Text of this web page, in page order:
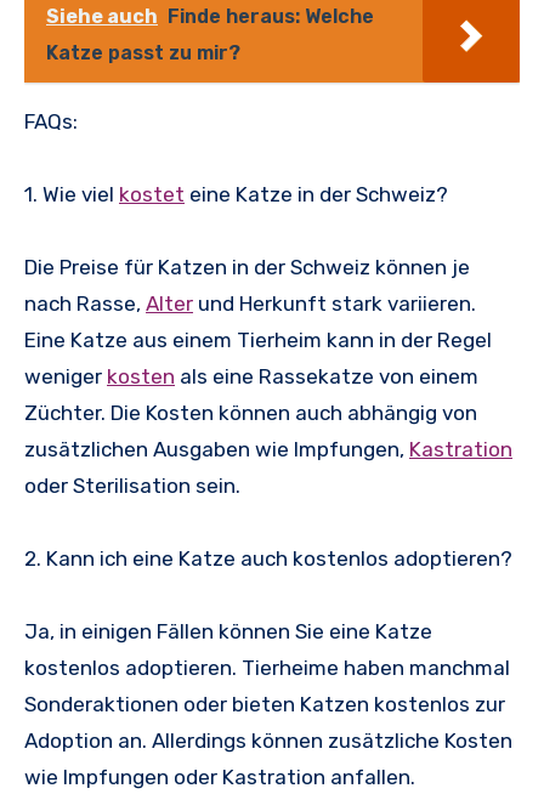
Siehe auch
Finde heraus: Welche
Katze passt zu mir?
FAQs:
1. Wie viel kostet eine Katze in der Schweiz?
Die Preise für Katzen in der Schweiz können je
nach Rasse, Alter und Herkunft stark variieren.
Eine Katze aus einem Tierheim kann in der Regel
weniger kosten als eine Rassekatze von einem
Züchter. Die Kosten können auch abhängig von
zusätzlichen Ausgaben wie Impfungen, Kastration
oder Sterilisation sein.
2. Kann ich eine Katze auch kostenlos adoptieren?
Ja, in einigen Fällen können Sie eine Katze
kostenlos adoptieren. Tierheime haben manchmal
Sonderaktionen oder bieten Katzen kostenlos zur
Adoption an. Allerdings können zusätzliche Kosten
wie Impfungen oder Kastration anfallen.